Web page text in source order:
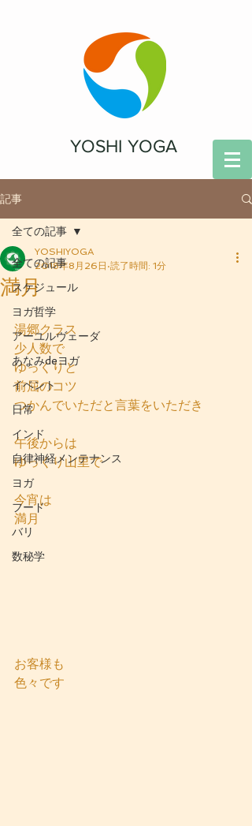
YOSHI YOGA
記事
全ての記事
スケジュール
ヨガ哲学
アーユルヴェーダ
あなみdeヨガ
イベント
日常
インド
自律神経メンテナンス
ヨガ
フード
バリ
数秘学
全ての記事
満月
YOSHIYOGA
2018年8月26日 読了時間: 1分
湯郷クラス
少人数で
ゆっくりと
前屈のコツ
つかんでいただと言葉をいただき
午後からは
ゆっくり山里で
今宵は
満月
お客様も
色々です